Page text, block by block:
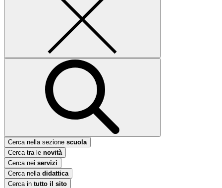
Cerca nella sezione scuola
Cerca tra le novità
Cerca nei servizi
Cerca nella didattica
Cerca in tutto il sito